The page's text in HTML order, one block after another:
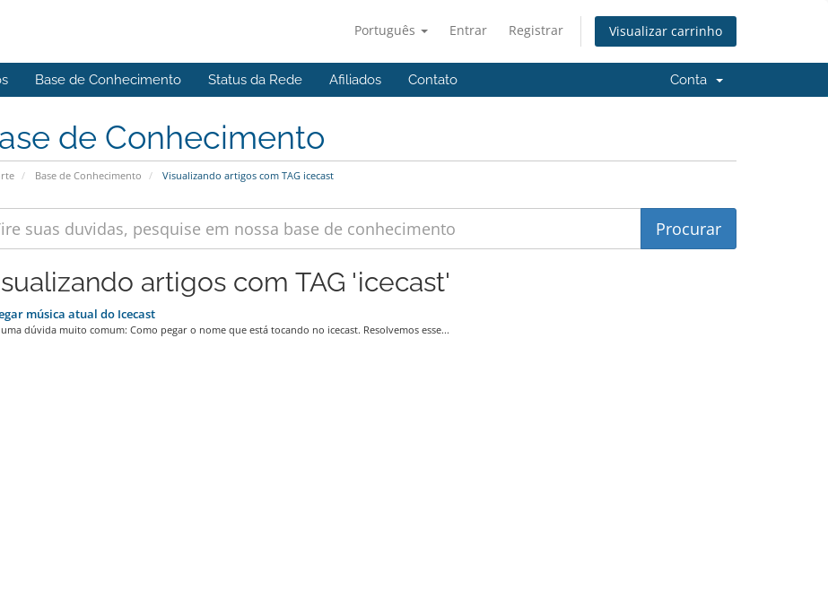
Português Entrar Registrar Visualizar carrinho
Base de Conhecimento Status da Rede Afiliados Contato Conta
de Conhecimento
Base de Conhecimento Visualizando artigos com TAG icecast
artigos com TAG 'icecast'
música atual do Icecast
dúvida muito comum: Como pegar o nome que está tocando no icecast. Resolvemos esse...